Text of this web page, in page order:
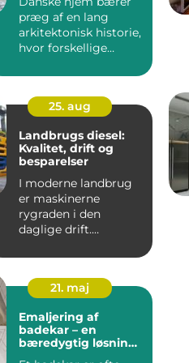
præg af en lang
arkitektonisk historie,
hvor forskellige
25. aug
Landbrugs diesel:
Kvalitet, drift og
besparelser
I moderne landbrug
er maskinerne
rygraden i den
daglige drift.
mejetærskere og
l&ae...
21. maj
Emaljering af
badekar – en
bæredygtig løsning